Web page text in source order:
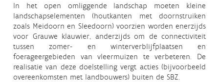
In het open omliggende landschap moeten kleine
landschapselementen (houtkanten met doornstruiken
zoals Meidoorn en Sleedoorn) voorzien worden enerzijds
voor Grauwe klauwier, anderzijds om de connectiviteit
tussen zomer- en winterverblijfplaatsen en
foerageergebieden van vleermuizen te verbeteren. De
realisatie van deze doelstelling vergt acties (bijvoorbeeld
overeenkomsten met landbouwers) buiten de SBZ.